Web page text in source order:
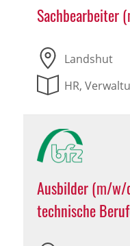
Sachbearbeiter
Landshut
HR,
Ausbilder (m/
technische